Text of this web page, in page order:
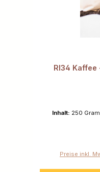
RI34 Kaffee
Inhalt: 250
Preise inkl.